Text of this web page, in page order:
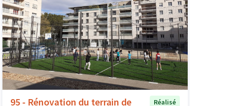
95 - Rénovation du terrain de
Réalisé